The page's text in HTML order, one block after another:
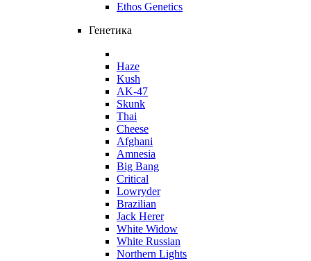
Ethos Genetics
Генетика
Haze
Kush
AK-47
Skunk
Thai
Cheese
Afghani
Amnesia
Big Bang
Critical
Lowryder
Brazilian
Jack Herer
White Widow
White Russian
Northern Lights